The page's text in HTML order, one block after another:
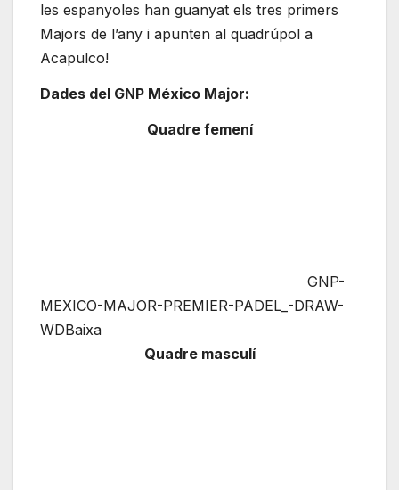
les espanyoles han guanyat els tres primers
Majors de l’any i apunten al quadrúpol a
Acapulco!
Dades del GNP México Major:
Quadre femení
GNP-
MEXICO-MAJOR-PREMIER-PADEL_-DRAW-
WDBaixa
Quadre masculí